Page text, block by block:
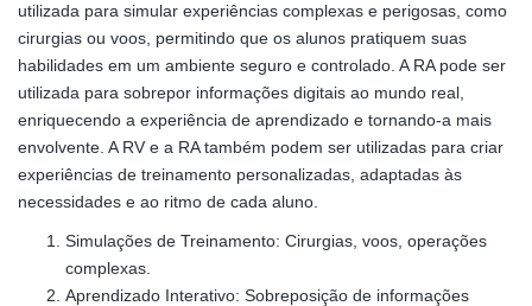
utilizada para simular experiências complexas e perigosas, como
cirurgias ou voos, permitindo que os alunos pratiquem suas
habilidades em um ambiente seguro e controlado. A RA pode ser
utilizada para sobrepor informações digitais ao mundo real,
enriquecendo a experiência de aprendizado e tornando-a mais
envolvente. A RV e a RA também podem ser utilizadas para criar
experiências de treinamento personalizadas, adaptadas às
necessidades e ao ritmo de cada aluno.
Simulações de Treinamento: Cirurgias, voos, operações
complexas.
Aprendizado Interativo: Sobreposição de informações